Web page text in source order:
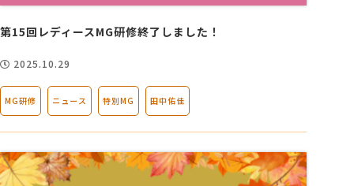
第15回レディースMG研修終了しました！
2025.10.29
MG研修 ニュース 特別MG 田中佑佳